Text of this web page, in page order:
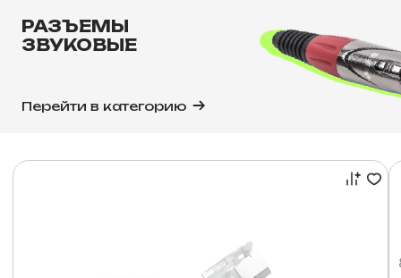
РАЗЪЕМЫ
ЗВУКОВЫЕ
Перейти в категорию